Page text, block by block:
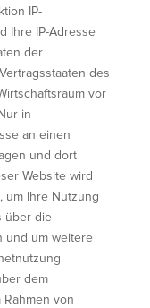
IP-
Ihre IP-Adresse
der
des
vor
in
an einen
und dort
Website wird
um Ihre Nutzung
über die
und um weitere
dem
von